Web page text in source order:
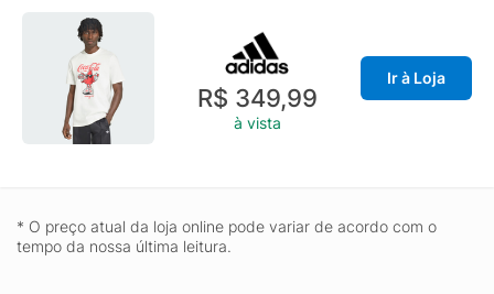
R$ 349,99
à vista
Ir à Loja
* O preço atual da loja online pode variar de acordo com o
tempo da nossa última leitura.